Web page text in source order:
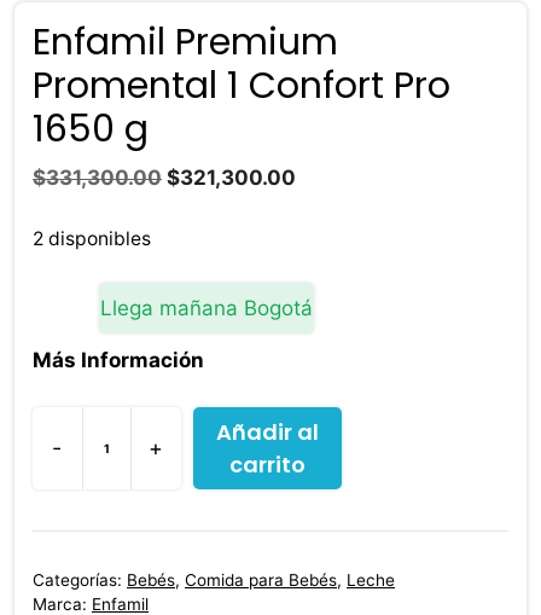
Enfamil Premium
Promental 1 Confort Pro
1650 g
$331,300.00 El
$331,300.00.
$321,300.00
$321,300.00.
2 disponibles
Llega mañana Bogotá
Más Información
-
Enfamil
Premium
Promental
Confort
+
Añadir al
carrito
Categorías: Bebés, Comida para Bebés, Leche
Marca: Enfamil